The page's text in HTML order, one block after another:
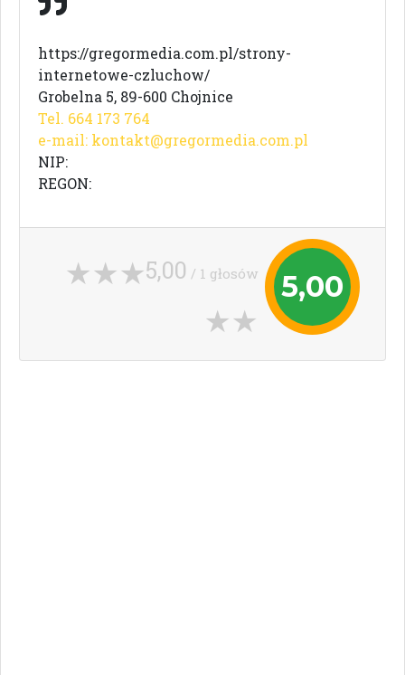
https://gregormedia.com.pl/strony-
internetowe-czluchow/
Grobelna 5, 89-600 Chojnice
Tel. 664 173 764
e-mail: kontakt@gregormedia.com.pl
NIP:
REGON:
5,00
5,00 / 1 głosów